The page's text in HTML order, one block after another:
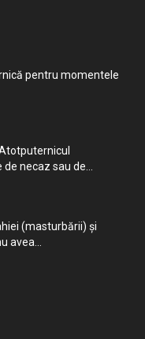
pentru momentele
necaz sau de...
(masturbării) şi
avea...